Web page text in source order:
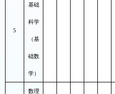
5
基础
科学
（基
础数
学）
数理